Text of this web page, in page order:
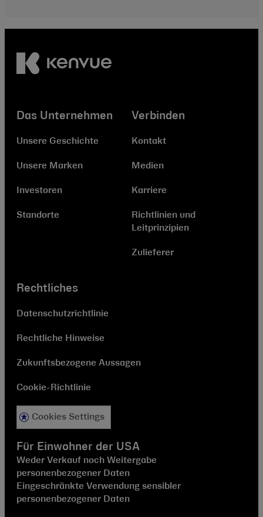
Das Unternehmen
Unsere Geschichte
Unsere Marken
Investoren
Standorte
Verbinden
Kontakt
Medien
Karriere
Richtlinien und
Leitprinzipien
Zulieferer
Rechtliches
Datenschutzrichtlinie
Rechtliche Hinweise
Zukunftsbezogene Aussagen
Cookie-Richtlinie
Cookies Settings
Für Einwohner der USA
Weder Verkauf noch Weitergabe
personenbezogener Daten
Eingeschränkte Verwendung sensibler
personenbezogener Daten